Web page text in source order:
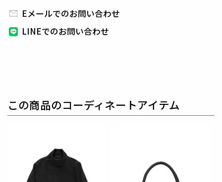
素材
WOOL PILE MELTON
表地 : ウール100%
タスマニアウールは、タスマニア島で採れる希少価値
の高いメリノ種でカシミアにも劣らない柔らかい風合
しています。
見た目の重厚感と二重織による手持ち感が高級感を醸
し出しています。
Eメールでのお問い合わせ
LINEでのお問い合わせ
この商品のコーディネートアイテム